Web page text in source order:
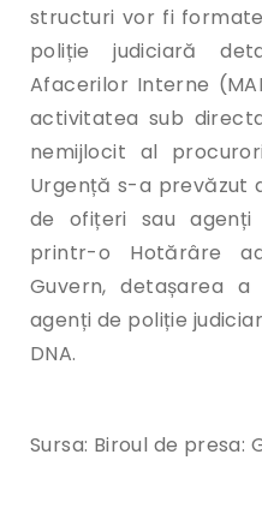
structuri vor fi
poliție judiciară
Afacerilor Interne
activitatea sub
nemijlocit al
Urgență s-a prevăzut
de ofițeri sau
printr-o Hotărâre
Guvern, detașarea
agenți de poliție
DNA.
Sursa: Biroul de presa: